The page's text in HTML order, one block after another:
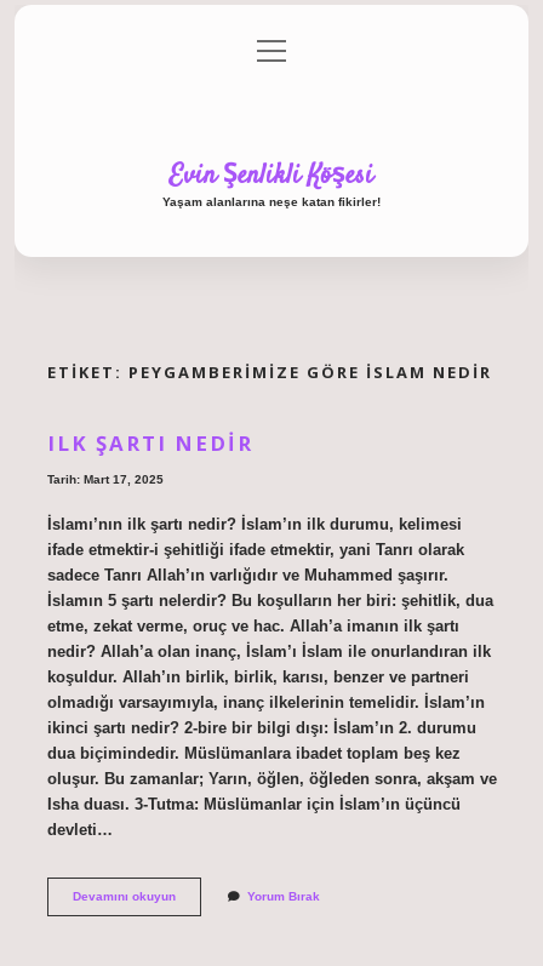
Gizlilik Politikası
menüyü
aç
Evin Şenlikli Köşesi
Yaşam alanlarına neşe katan fikirler!
ETIKET: PEYGAMBERIMIZE GÖRE İSLAM NEDIR
ILK ŞARTI NEDIR
Tarih: Mart 17, 2025
İslamı’nın ilk şartı nedir? İslam’ın ilk durumu, kelimesi
ifade etmektir-i şehitliği ifade etmektir, yani Tanrı olarak
sadece Tanrı Allah’ın varlığıdır ve Muhammed şaşırır.
İslamın 5 şartı nelerdir? Bu koşulların her biri: şehitlik, dua
etme, zekat verme, oruç ve hac. Allah’a imanın ilk şartı
nedir? Allah’a olan inanç, İslam’ı İslam ile onurlandıran ilk
koşuldur. Allah’ın birlik, birlik, karısı, benzer ve partneri
olmadığı varsayımıyla, inanç ilkelerinin temelidir. İslam’ın
ikinci şartı nedir? 2-bire bir bilgi dışı: İslam’ın 2. durumu
dua biçimindedir. Müslümanlara ibadet toplam beş kez
oluşur. Bu zamanlar; Yarın, öğlen, öğleden sonra, akşam ve
Isha duası. 3-Tutma: Müslümanlar için İslam’ın üçüncü
devleti…
Devamını okuyunIlk
Yorum Bırak